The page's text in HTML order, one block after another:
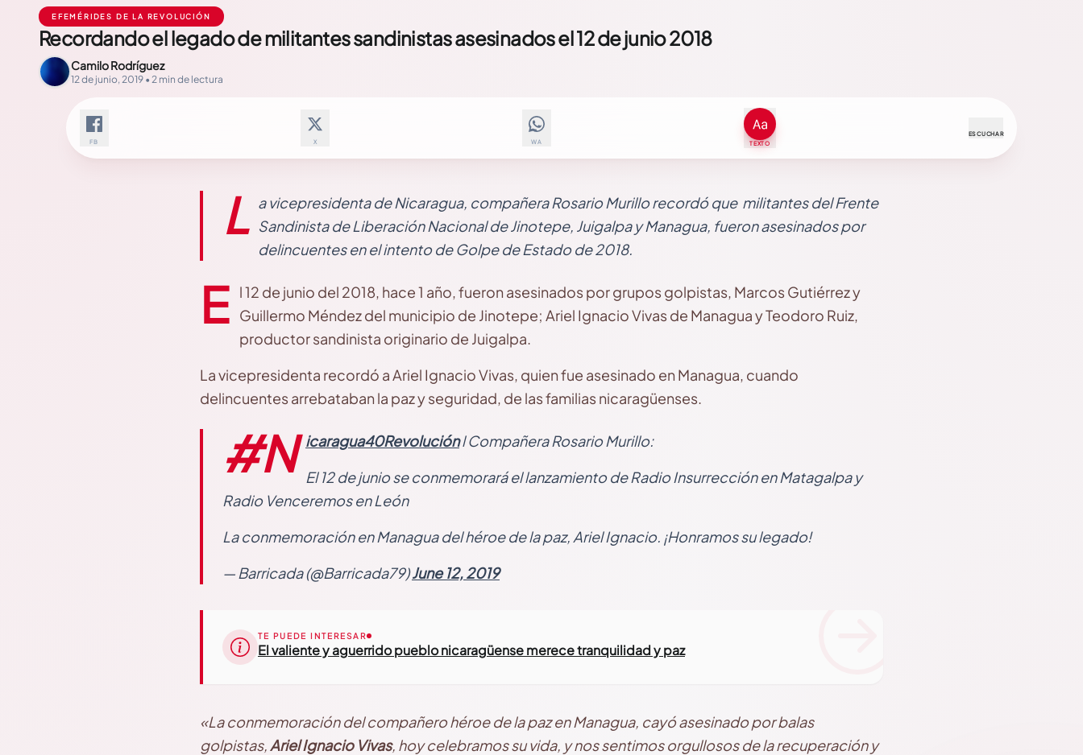
EFEMÉRIDES DE LA REVOLUCIÓN
Recordando el legado de militantes sandinistas asesinados el 12 de junio 2018
Camilo Rodríguez
12 de junio, 2019 • 2 min de lectura
FB X WA TEXTO
ESCUCHAR
L a vicepresidenta de Nicaragua, compañera Rosario Murillo recordó que militantes del Frente
Sandinista de Liberación Nacional de Jinotepe, Juigalpa y Managua, fueron asesinados por
delincuentes en el intento de Golpe de Estado de 2018.
E l 12 de junio del 2018, hace 1 año, fueron asesinados por grupos golpistas, Marcos Gutiérrez y
Guillermo Méndez del municipio de Jinotepe; Ariel Ignacio Vivas de Managua y Teodoro Ruiz,
productor sandinista originario de Juigalpa.
La vicepresidenta recordó a Ariel Ignacio Vivas, quien fue asesinado en Managua, cuando
delincuentes arrebataban la paz y seguridad, de las familias nicaragüenses.
#N icaragua40Revoluciónl Compañera Rosario Murillo:
El 12 de junio se conmemorará el lanzamiento de Radio Insurrección en Matagalpa y
Radio Venceremos en León
La conmemoración en Managua del héroe de la paz, Ariel Ignacio. ¡Honramos su legado!
— Barricada (@Barricada79)June 12, 2019
TE PUEDE INTERESAR
El valiente y aguerrido pueblo nicaragüense merece tranquilidad y paz
«La conmemoración del compañero héroe de la paz en Managua, cayó asesinado por balas
golpistas,Ariel Ignacio Vivas, hoy celebramos su vida, y nos sentimos orgullosos de la recuperación y